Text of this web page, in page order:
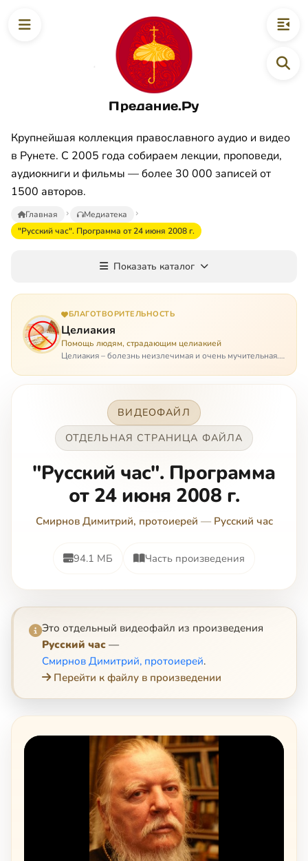
Предание.Ру
Крупнейшая коллекция православного аудио и видео
в Рунете. С 2005 года собираем лекции, проповеди,
аудиокниги и фильмы — более 30 000 записей от
1500 авторов.
Главная
Медиатека
"Русский час". Программа от 24 июня 2008 г.
Показать каталог
БЛАГОТВОРИТЕЛЬНОСТЬ
Целиакия
Помощь людям, страдающим целиакией
Целиакия – болезнь неизлечимая и очень мучительная.
целиакией страдает в одиночестве, не представляя
ВИДЕОФАЙЛ
ОТДЕЛЬНАЯ СТРАНИЦА ФАЙЛА
"Русский час". Программа
от 24 июня 2008 г.
Смирнов Димитрий, протоиерей — Русский час
94.1 МБ Часть произведения
Это отдельный видеофайл из произведения
Русский час —
Смирнов Димитрий, протоиерей.
Перейти к файлу в произведении